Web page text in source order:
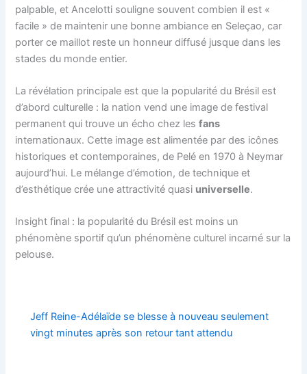
palpable, et Ancelotti souligne souvent combien il est «
facile » de maintenir une bonne ambiance en Seleçao, car
porter ce maillot reste un honneur diffusé jusque dans les
stades du monde entier.
La révélation principale est que la popularité du Brésil est
d’abord culturelle : la nation vend une image de festival
permanent qui trouve un écho chez lesfans
internationaux. Cette image est alimentée par des icônes
historiques et contemporaines, de Pelé en 1970 à Neymar
aujourd’hui. Le mélange d’émotion, de technique et
d’esthétique crée une attractivité quasi universelle.
Insight final : la popularité du Brésil est moins un
phénomène sportif qu’un phénomène culturel incarné sur la
pelouse.
Jeff Reine-Adélaïde se blesse à nouveau seulement
vingt minutes après son retour tant attendu